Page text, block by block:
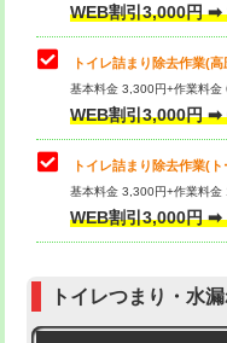
WEB割引3,000円 ➡
トイレ詰まり除去作業(
基本料金 3,300円+作業料
WEB割引3,000円 ➡
トイレ詰まり除去作業(
基本料金 3,300円+作業料
WEB割引3,000円 ➡
トイレつまり・水